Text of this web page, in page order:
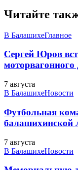
Читайте
В БалашихеГлавное
Сергей Юров
7 августа
В БалашихеНовости
Футбольная
балашихинской
7 августа
В БалашихеНовости